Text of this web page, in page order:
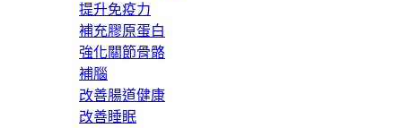
提升免疫力
補充膠原蛋白
強化關節骨骼
補腦
改善腸道健康
改善睡眠